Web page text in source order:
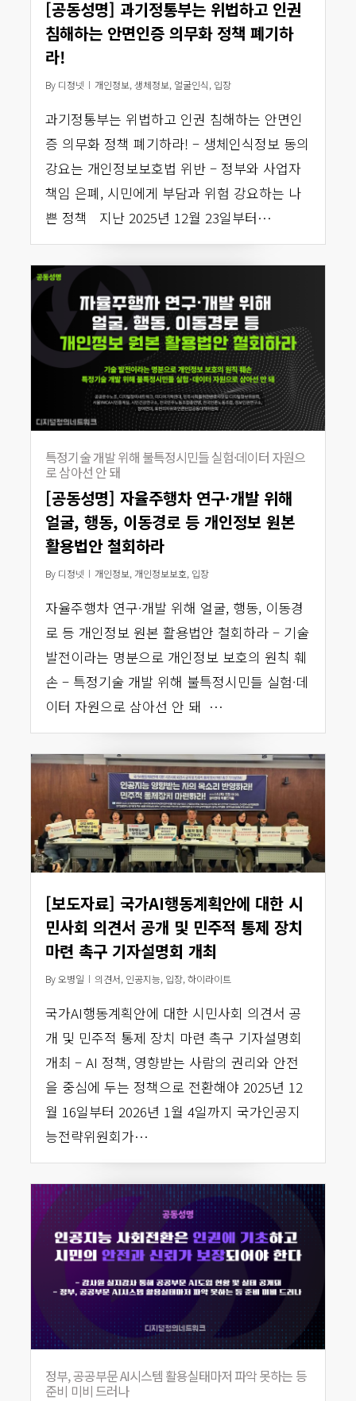
[공동성명] 과기정통부는 위법하고 인권
침해하는 안면인증 의무화 정책 폐기하
라!
By 디정넷 개인정보,생체정보, 얼굴인식, 입장
과기정통부는 위법하고 인권 침해하는 안면인
증 의무화 정책 폐기하라! – 생체인식정보 동의
강요는 개인정보보호법 위반 – 정부와 사업자
책임 은폐, 시민에게 부담과 위험 강요하는 나
쁜 정책 지난 2025년 12월 23일부터…
특정기술 개발 위해 불특정시민들 실험·데이터 자원으
로 삼아선 안 돼
[공동성명] 자율주행차 연구·개발 위해
얼굴, 행동, 이동경로 등 개인정보 원본
활용법안 철회하라
By 디정넷 개인정보, 개인정보보호, 입장
자율주행차 연구·개발 위해 얼굴, 행동, 이동경
로 등 개인정보 원본 활용법안 철회하라 – 기술
발전이라는 명분으로 개인정보 보호의 원칙 훼
손 – 특정기술 개발 위해 불특정시민들 실험·데
이터 자원으로 삼아선 안 돼 …
[보도자료] 국가AI행동계획안에 대한 시
민사회 의견서 공개 및 민주적 통제 장치
마련 촉구 기자설명회 개최
By 오병일 의견서, 인공지능, 입장,하이라이트
국가AI행동계획안에 대한 시민사회 의견서 공
개 및 민주적 통제 장치 마련 촉구 기자설명회
개최 – AI 정책, 영향받는 사람의 권리와 안전
을 중심에 두는 정책으로 전환해야 2025년 12
월 16일부터 2026년 1월 4일까지 국가인공지
능전략위원회가…
정부, 공공부문 AI시스템 활용실태마저 파악 못하는 등
준비 미비 드러나